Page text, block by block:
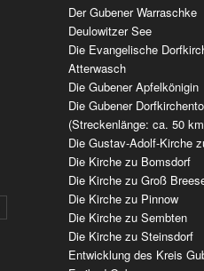
Der Gubener Warraschke
Deulowitzer See
Die Evangelische
Atterwasch
Die Gubener Apfelkönigin
Die Gubener
(Streckenlänge: ca. 50
Die Gustav-Adolf-Kirche
Die Kirche zu Bomsdorf
Die Kirche zu Groß
Die Kirche zu Pinnow
Die Kirche zu Sembten
Die Kirche zu Steinsdorf
Entwicklung des Kreis